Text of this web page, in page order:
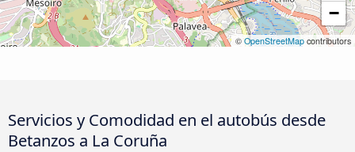
−
©OpenStreetMap contributors
Servicios y Comodidad en el autobús desde
Betanzos a La Coruña